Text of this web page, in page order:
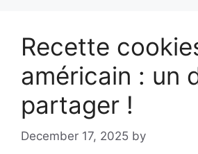
Recette
américain : un
partager !
December 17, 2025 by